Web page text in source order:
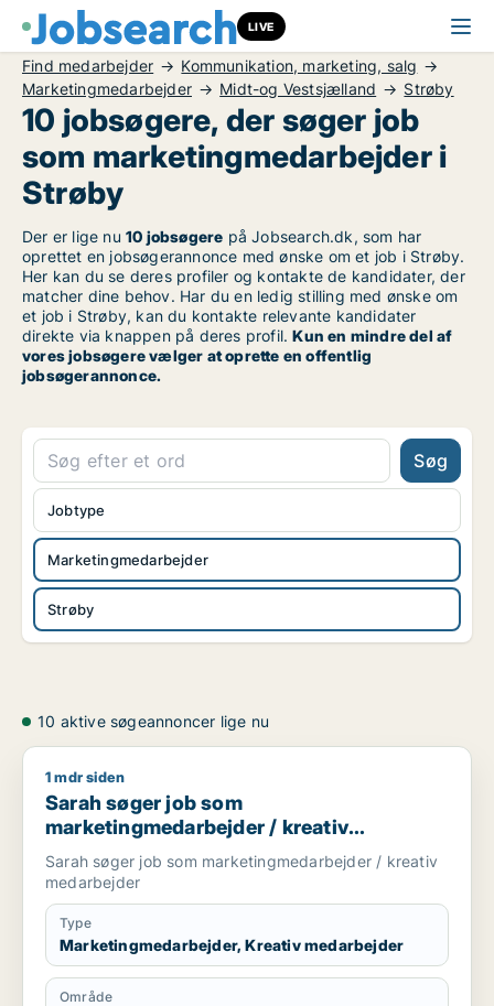
LIVE
Find medarbejder
Kommunikation, marketing, salg
Marketingmedarbejder
Midt-og Vestsjælland Strøby
10 jobsøgere, der søger job
som marketingmedarbejder i
Strøby
Der er lige nu 10 jobsøgere på Jobsearch.dk, som har
oprettet en jobsøgerannonce med ønske om et job i Strøby.
Her kan du se deres profiler og kontakte de kandidater, der
matcher dine behov. Har du en ledig stilling med ønske om
et job i Strøby, kan du kontakte relevante kandidater
direkte via knappen på deres profil.Kun en mindre del af
vores jobsøgere vælger at oprette en offentlig
jobsøgerannonce.
Søg
Marketingmedarbejder
Strøby
Jobtype
10 aktive søgeannoncer lige nu
Sarah søger job som marketingmedarbejder / kreativ
1 mdr siden
Sarah søger job som
marketingmedarbejder / kreativ
medarbejder
Sarah søger job som marketingmedarbejder / kreativ
medarbejder
Type
Marketingmedarbejder, Kreativ medarbejder
Område